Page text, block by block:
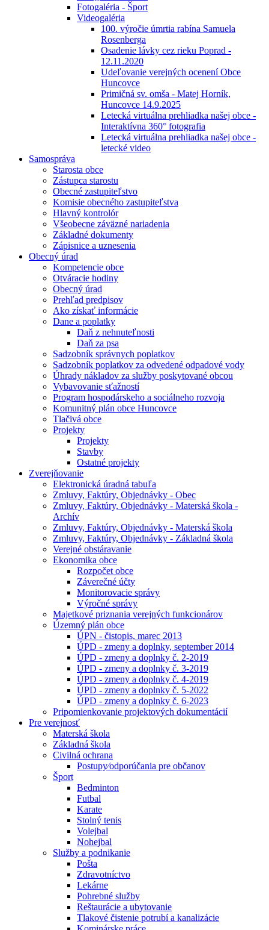
Fotogaléria - Šport
Videogaléria
100. výročie úmrtia rabína Samuela
Rosenberga
Osadenie lávky cez rieku Poprad -
12.11.2020
Udeľovanie verejných ocenení Obce
Huncovce
Primičná sv. omša - Matej Horník,
Huncovce 14.9.2025
Letecká virtuálna prehliadka našej obce -
Interaktívna 360° fotografia
Letecká virtuálna prehliadka našej obce -
letecké video
Samospráva
Starosta obce
Zástupca starostu
Obecné zastupiteľstvo
Komisie obecného zastupiteľstva
Hlavný kontrolór
Všeobecne záväzné nariadenia
Základné dokumenty
Zápisnice a uznesenia
Obecný úrad
Kompetencie obce
Otváracie hodiny
Obecný úrad
Prehľad predpisov
Ako získať informácie
Dane a poplatky
Daň z nehnuteľnosti
Daň za psa
Sadzobník správnych poplatkov
Sadzobník poplatkov za odvedené odpadové vody
Úhrady nákladov za služby poskytované obcou
Vybavovanie sťažností
Program hospodárskeho a sociálneho rozvoja
Komunitný plán obce Huncovce
Tlačivá obce
Projekty
Projekty
Stavby
Ostatné projekty
Zverejňovanie
Elektronická úradná tabuľa
Zmluvy, Faktúry, Objednávky - Obec
Zmluvy, Faktúry, Objednávky - Materská škola -
Archív
Zmluvy, Faktúry, Objednávky - Materská škola
Zmluvy, Faktúry, Objednávky - Základná škola
Verejné obstáravanie
Ekonomika obce
Rozpočet obce
Záverečné účty
Monitorovacie správy
Výročné správy
Majetkové priznania verejných funkcionárov
Územný plán obce
ÚPN - čistopis, marec 2013
ÚPD - zmeny a doplnky, september 2014
ÚPD - zmeny a doplnky č. 2-2019
ÚPD - zmeny a doplnky č. 3-2019
ÚPD - zmeny a doplnky č. 4-2019
ÚPD - zmeny a doplnky č. 5-2022
ÚPD - zmeny a doplnky č. 6-2023
Pripomienkovanie projektových dokumentácií
Pre verejnosť
Materská škola
Základná škola
Civilná ochrana
Postupy⁄odporúčania pre občanov
Šport
Bedminton
Futbal
Karate
Stolný tenis
Volejbal
Nohejbal
Služby a podnikanie
Pošta
Zdravotníctvo
Lekárne
Pohrebné služby
Reštaurácie a ubytovanie
Tlakové čistenie potrubí a kanalizácie